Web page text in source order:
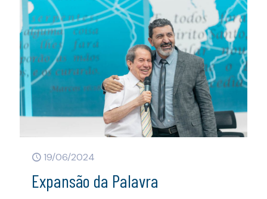
19/06/2024
Expansão da Palavra